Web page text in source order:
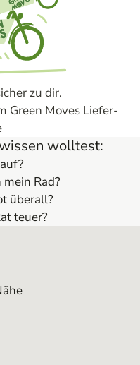
zu dir.
Green Moves Liefer-
wolltest:
Rad?
überall?
teuer?